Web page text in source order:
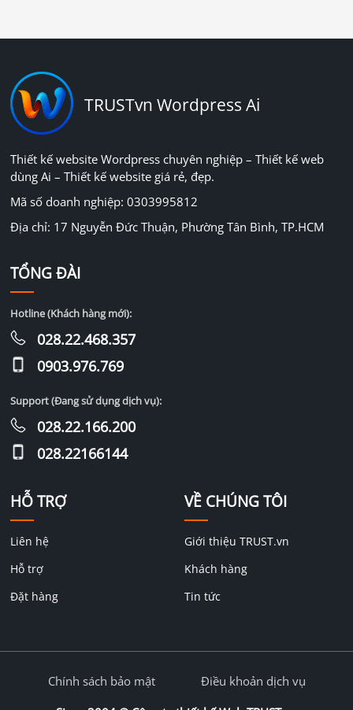
TRUSTvn Wordpress Ai
Thiết kế website Wordpress chuyên nghiệp – Thiết kế web
dùng Ai – Thiết kế website giá rẻ, đẹp.
Mã số doanh nghiệp: 0303995812
Địa chỉ: 17 Nguyễn Đức Thuận, Phường Tân Bình, TP.HCM
HỖ TRỢ
Liên hệ
Hỗ trợ
Đặt hàng
VỀ CHÚNG TÔI
Giới thiệu TRUST.vn
Khách hàng
Tin tức
TỔNG ĐÀI
Hotline (Khách hàng mới):
028.22.468.357
0903.976.769
Support (Đang sử dụng dịch vụ):
028.22.166.200
028.22166144
Chính sách bảo mật Điều khoản dịch vụ